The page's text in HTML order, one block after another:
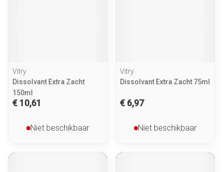
Vitry
Dissolvant Extra Zacht
150ml
€ 10,61
Niet beschikbaar
Vitry
Dissolvant Extra Zacht 75ml
€ 6,97
Niet beschikbaar